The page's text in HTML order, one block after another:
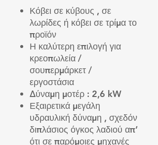
Κόβει σε κύβους , σε
λωρίδες ή κόβει σε τρίμα το
προϊόν
Η καλύτερη επιλογή για
κρεοπωλεία /
σουπερμάρκετ /
εργοστάσια
Δύναμη μοτέρ : 2,6 kW
Εξαιρετικά μεγάλη
υδραυλική δύναμη , σχεδόν
διπλάσιος όγκος λαδιού απ’
ότι σε παρόμοιες μηχανές